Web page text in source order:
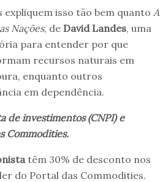
expliquem isso tão bem quanto A
Nações, de David Landes, uma
para entender por que
recursos naturais em
enquanto outros
em dependência.
de investimentos (CNPI) e
Commodities.
têm 30% de desconto nos
do Portal das Commodities.